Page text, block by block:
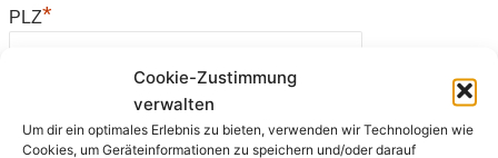
Cookie-Zustimmung
verwalten
Um dir ein optimales Erlebnis zu bieten, verwenden wir Technologien wie
Cookies, um Geräteinformationen zu speichern und/oder darauf
PLZ*